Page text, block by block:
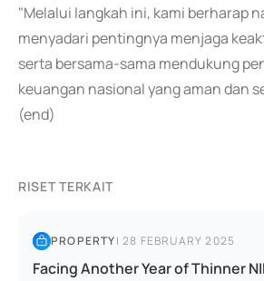
"Melalui langkah ini, kami berharap
menyadari pentingnya menjaga
serta bersama-sama mendukung
keuangan nasional yang aman dan
(end)
RISET TERKAIT
PROPERTY|28 FEBRUARY 2025
Facing Another Year of Thinner